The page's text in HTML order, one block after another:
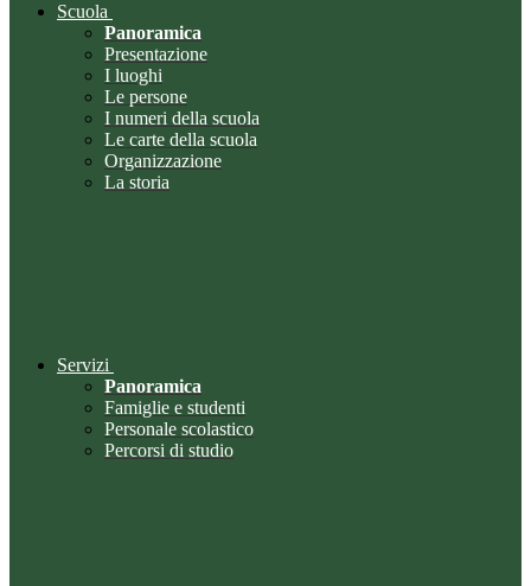
Scuola
Panoramica
Presentazione
I luoghi
Le persone
I numeri della scuola
Le carte della scuola
Organizzazione
La storia
Servizi
Panoramica
Famiglie e studenti
Personale scolastico
Percorsi di studio